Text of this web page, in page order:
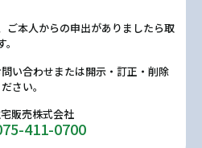
ご本人からの申出がありましたら取
い合わせまたは開示・訂正・削除
さい。
販売株式会社
411-0700